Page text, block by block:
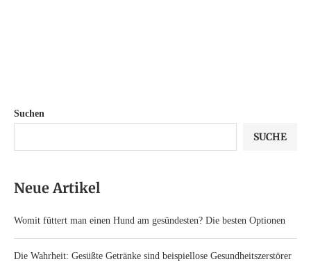
Suchen
SUCHE
Neue Artikel
Womit füttert man einen Hund am gesündesten? Die besten Optionen
Die Wahrheit: Gesüßte Getränke sind beispiellose Gesundheitszerstörer